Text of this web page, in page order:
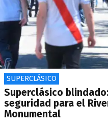
SUPERCLÁSICO
Superclásico
seguridad para el
Monumental